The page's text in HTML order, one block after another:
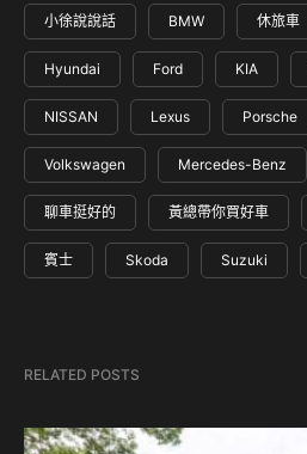
小徐說說話 BMW 休旅車
Hyundai Ford KIA
NISSAN Lexus Porsche
Volkswagen Mercedes-Benz
聊車挺好的 黃總帶你買好車
賓士 Skoda Suzuki
RELATED POSTS